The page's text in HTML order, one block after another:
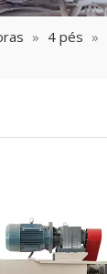
» 4 pés »